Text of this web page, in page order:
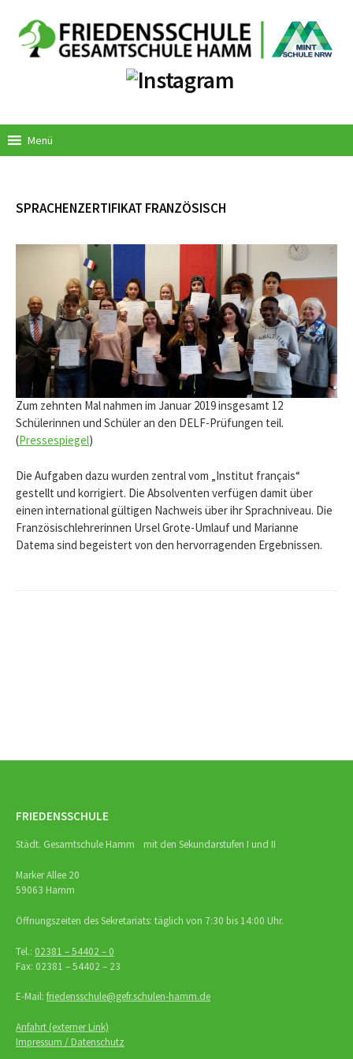
Inhalt
Menü
SPRACHENZERTIFIKAT FRANZÖSISCH
Zum zehnten Mal nahmen im Januar 2019 insgesamt 12
Schülerinnen und Schüler an den DELF-Prüfungen teil.
(Pressespiegel)
Die Aufgaben dazu wurden zentral vom „Institut français“
gestellt und korrigiert. Die Absolventen verfügen damit über
einen international gültigen Nachweis über ihr Sprachniveau. Die
Französischlehrerinnen Ursel Grote-Umlauf und Marianne
Datema sind begeistert von den hervorragenden Ergebnissen.
FRIEDENSSCHULE
Städt. Gesamtschule Hamm mit den Sekundarstufen I und II
Marker Allee 20
59063 Hamm
Öffnungszeiten des Sekretariats: täglich von 7:30 bis 14:00 Uhr.
Tel.: 02381 – 54402 – 0
Fax: 02381 – 54402 – 23
E-Mail: friedensschule@gefr.schulen-hamm.de
Anfahrt (externer Link)
Impressum / Datenschutz